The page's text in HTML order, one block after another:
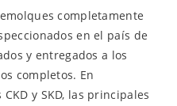
completamente
en el país de
y entregados a los
completos. En
y SKD, las principales